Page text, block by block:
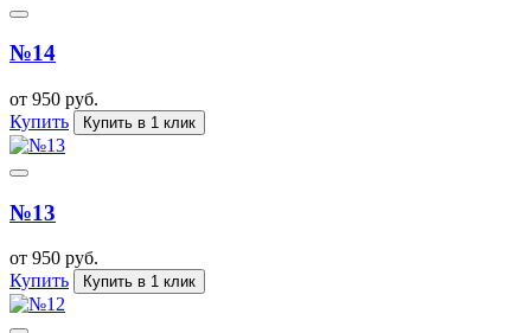
№14
от 950 руб.
Купить
Купить в 1 клик
№13
от 950 руб.
Купить
Купить в 1 клик